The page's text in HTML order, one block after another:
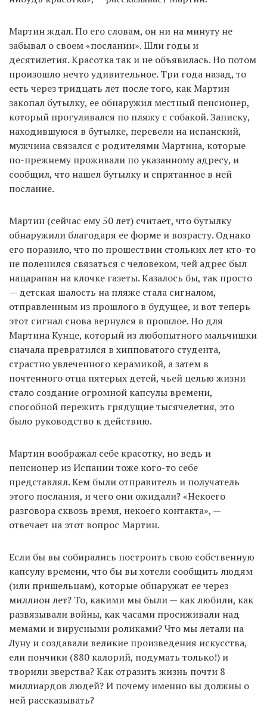
Мартин ждал. По его словам, он ни на минуту не
забывал о своем «послании». Шли годы и
десятилетия. Красотка так и не объявилась. Но потом
произошло нечто удивительное. Три года назад, то
есть через тридцать лет после того, как Мартин
закопал бутылку, ее обнаружил местный пенсионер,
который прогуливался по пляжу с собакой. Записку,
находившуюся в бутылке, перевели на испанский,
мужчина связался с родителями Мартина, которые
по-прежнему проживали по указанному адресу, и
сообщил, что нашел бутылку и спрятанное в ней
послание.
Мартин (сейчас ему 50 лет) считает, что бутылку
обнаружили благодаря ее форме и возрасту. Однако
его поразило, что по прошествии стольких лет кто-то
не поленился связаться с человеком, чей адрес был
нацарапан на клочке газеты. Казалось бы, так просто
— детская шалость на пляже стала сигналом,
отправленным из прошлого в будущее, и вот теперь
этот сигнал снова вернулся в прошлое. Но для
Мартина Кунце, который из любопытного мальчишки
сначала превратился в хипповатого студента,
страстно увлеченного керамикой, а затем в
почтенного отца пятерых детей, чьей целью жизни
стало создание огромной капсулы времени,
способной пережить грядущие тысячелетия, это
было руководство к действию.
Мартин воображал себе красотку, но ведь и
пенсионер из Испании тоже кого-то себе
представлял. Кем были отправитель и получатель
этого послания, и чего они ожидали? «Некоего
разговора сквозь время, некоего контакта», —
отвечает на этот вопрос Мартин.
Если бы вы собирались построить свою собственную
капсулу времени, что бы вы хотели сообщить людям
(или пришельцам), которые обнаружат ее через
миллион лет? То, какими мы были — как любили, как
развязывали войны, как часами просиживали над
мемами и вирусными роликами? Что мы летали на
Луну и создавали великие произведения искусства,
ели пончики (880 калорий, подумать только!) и
творили зверства? Как отразить жизнь почти 8
миллиардов людей? И почему именно вы должны о
ней рассказывать?